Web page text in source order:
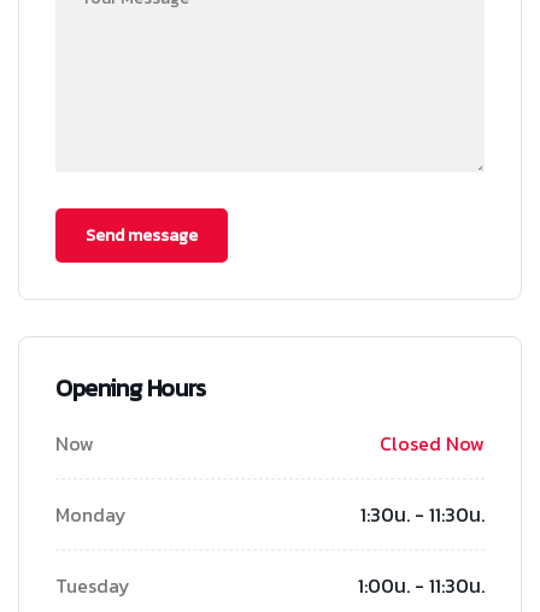
Opening Hours
Now Closed Now
Monday 1:30น. - 11:30น.
Tuesday
1:00น. - 11:30น.